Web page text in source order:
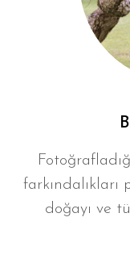
doğayı ve